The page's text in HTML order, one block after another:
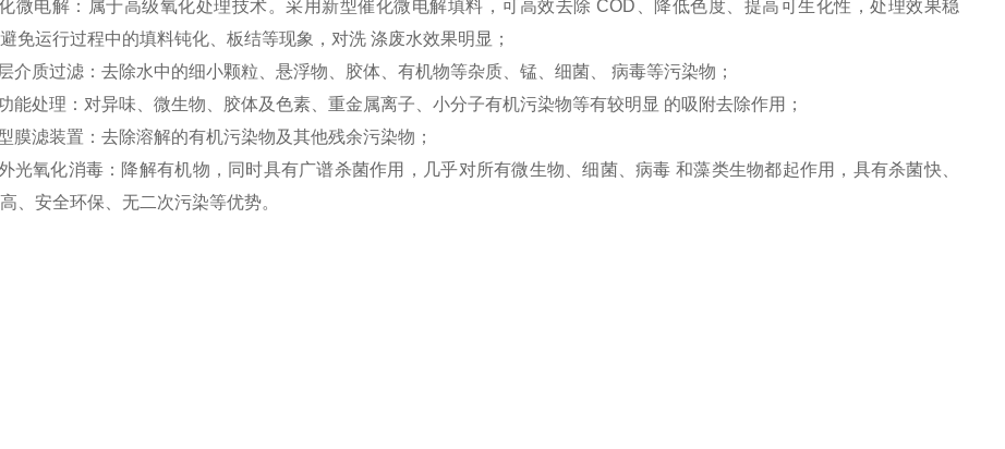
微电解：属于高级氧化处理技术。采用新型催化微电解填料，可高效去除 COD、降低色度、提高可生化性，处理效果稳
免运行过程中的填料钝化、板结等现象，对洗 涤废水效果明显；
介质过滤：去除水中的细小颗粒、悬浮物、胶体、有机物等杂质、锰、细菌、 病毒等污染物；
能处理：对异味、微生物、胶体及色素、重金属离子、小分子有机污染物等有较明显 的吸附去除作用；
膜滤装置：去除溶解的有机污染物及其他残余污染物；
光氧化消毒：降解有机物，同时具有广谱杀菌作用，几乎对所有微生物、细菌、病毒 和藻类生物都起作用，具有杀菌快、
、安全环保、无二次污染等优势。